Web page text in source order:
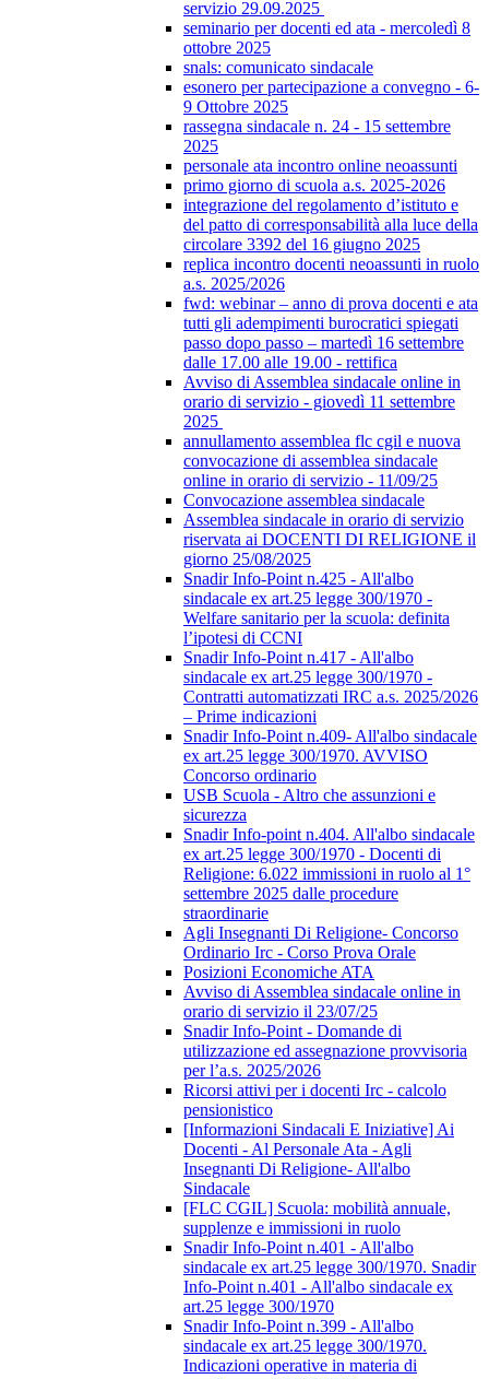
servizio 29.09.2025
seminario per docenti ed ata - mercoledì 8
ottobre 2025
snals: comunicato sindacale
esonero per partecipazione a convegno - 6-
9 Ottobre 2025
rassegna sindacale n. 24 - 15 settembre
2025
personale ata incontro online neoassunti
primo giorno di scuola a.s. 2025-2026
integrazione del regolamento d’istituto e
del patto di corresponsabilità alla luce della
circolare 3392 del 16 giugno 2025
replica incontro docenti neoassunti in ruolo
a.s. 2025/2026
fwd: webinar – anno di prova docenti e ata
tutti gli adempimenti burocratici spiegati
passo dopo passo – martedì 16 settembre
dalle 17.00 alle 19.00 - rettifica
Avviso di Assemblea sindacale online in
orario di servizio - giovedì 11 settembre
2025
annullamento assemblea flc cgil e nuova
convocazione di assemblea sindacale
online in orario di servizio - 11/09/25
Convocazione assemblea sindacale
Assemblea sindacale in orario di servizio
riservata ai DOCENTI DI RELIGIONE il
giorno 25/08/2025
Snadir Info-Point n.425 - All'albo
sindacale ex art.25 legge 300/1970 -
Welfare sanitario per la scuola: definita
l’ipotesi di CCNI
Snadir Info-Point n.417 - All'albo
sindacale ex art.25 legge 300/1970 -
Contratti automatizzati IRC a.s. 2025/2026
– Prime indicazioni
Snadir Info-Point n.409- All'albo sindacale
ex art.25 legge 300/1970. AVVISO
Concorso ordinario
USB Scuola - Altro che assunzioni e
sicurezza
Snadir Info-point n.404. All'albo sindacale
ex art.25 legge 300/1970 - Docenti di
Religione: 6.022 immissioni in ruolo al 1°
settembre 2025 dalle procedure
straordinarie
Agli Insegnanti Di Religione- Concorso
Ordinario Irc - Corso Prova Orale
Posizioni Economiche ATA
Avviso di Assemblea sindacale online in
orario di servizio il 23/07/25
Snadir Info-Point - Domande di
utilizzazione ed assegnazione provvisoria
per l’a.s. 2025/2026
Ricorsi attivi per i docenti Irc - calcolo
pensionistico
[Informazioni Sindacali E Iniziative] Ai
Docenti - Al Personale Ata - Agli
Insegnanti Di Religione- All'albo
Sindacale
[FLC CGIL] Scuola: mobilità annuale,
supplenze e immissioni in ruolo
Snadir Info-Point n.401 - All'albo
sindacale ex art.25 legge 300/1970. Snadir
Info-Point n.401 - All'albo sindacale ex
art.25 legge 300/1970
Snadir Info-Point n.399 - All'albo
sindacale ex art.25 legge 300/1970.
Indicazioni operative in materia di